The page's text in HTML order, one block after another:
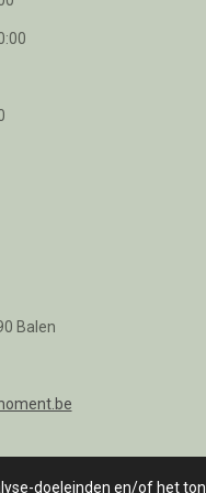
doeleinden en/of het
Balen